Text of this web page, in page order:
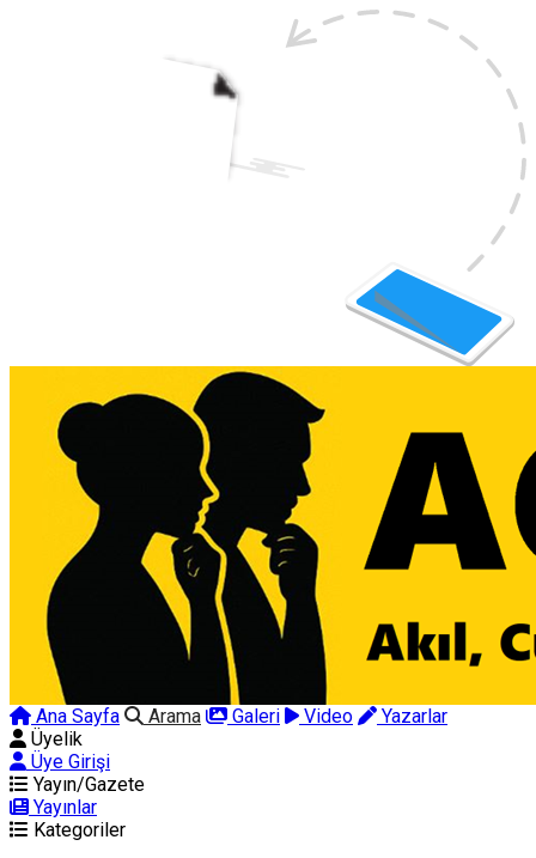
Ana Sayfa Arama Galeri Video
Yazarlar
Üyelik
Üye Girişi
Yayın/Gazete
Yayınlar
Kategoriler